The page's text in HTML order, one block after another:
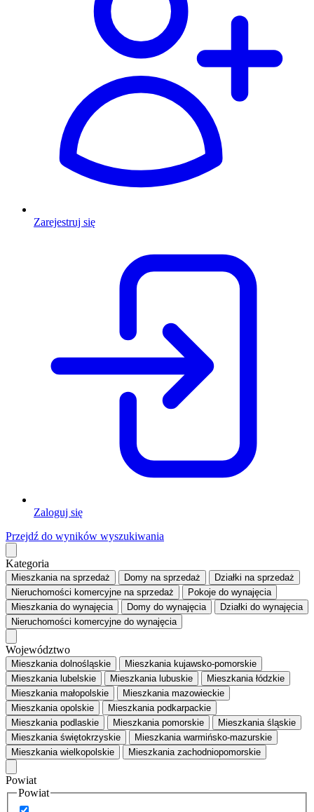
Zarejestruj się
Zaloguj się
Przejdź do wyników wyszukiwania
Kategoria
Mieszkaniana sprzedaż Domy na sprzedaż Działki na sprzedaż
Nieruchomości komercyjne na sprzedaż Pokoje do wynajęcia
Mieszkaniado wynajęcia Domy do wynajęcia Działki do wynajęcia
Nieruchomości komercyjne do wynajęcia
Województwo
Mieszkania dolnośląskie
Mieszkania kujawsko-pomorskie
Mieszkania lubelskie
Mieszkania lubuskie
Mieszkania łódzkie
Mieszkania małopolskie
Mieszkania mazowieckie
Mieszkania opolskie
Mieszkania podkarpackie
Mieszkania podlaskie
Mieszkania pomorskie
Mieszkania śląskie
Mieszkania świętokrzyskie
Mieszkania warmińsko-mazurskie
Mieszkania wielkopolskie
Mieszkania zachodniopomorskie
Powiat
Powiat